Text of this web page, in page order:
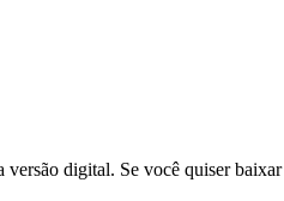
digital. Se você quiser